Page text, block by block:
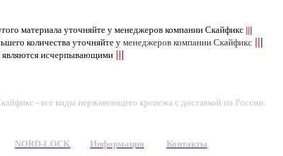
материала уточняйте у менеджеров компании Скайфикс |||
количества уточняйте у менеджеров компании Скайфикс |||
являются исчерпывающими |||
- все виды нержавеющего крепежа с доставкой по России.
NORD-LOCK Информация Контакты